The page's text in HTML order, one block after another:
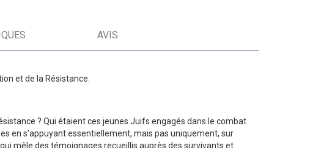
AVIS
et de la Résistance.
? Qui étaient ces jeunes Juifs engagés dans le combat
en s'appuyant essentiellement, mais pas uniquement, sur
mêle des témoignages recueillis auprès des survivants et